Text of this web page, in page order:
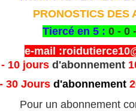
PRONOSTICS DES
Tiercé en 5 : 0 - 0
e-mail
- 10 jours d'abonnement
- 30 Joursd'abonnement
Pour un abonnement